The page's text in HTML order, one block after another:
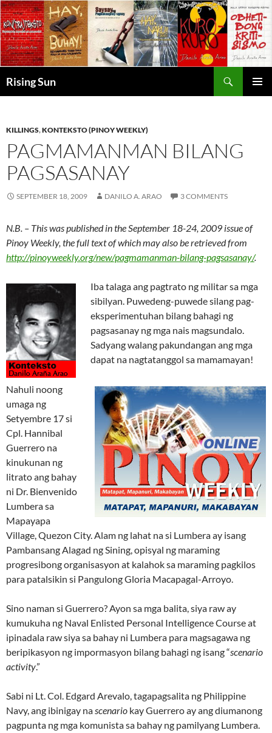
Skip
to
content
Rising Sun
KILLINGS,KONTEKSTO (PINOY WEEKLY)
PAGMAMANMAN BILANG
PAGSASANAY
SEPTEMBER 18, 2009 DANILO A. ARAO 3 COMMENTS
N.B. – This was published in the September 18-24, 2009 issue of
Pinoy Weekly, the full text of which may also be retrieved from
http://pinoyweekly.org/new/pagmamanman-bilang-pagsasanay/.
Iba talaga ang pagtrato ng militar sa mga
sibilyan. Puwedeng-puwede silang pag-
eksperimentuhan bilang bahagi ng
pagsasanay ng mga nais magsundalo.
Sadyang walang pakundangan ang mga
dapat na nagtatanggol sa mamamayan!
Nahuli noong
umaga ng
Setyembre 17 si
Cpl. Hannibal
Guerrero na
kinukunan ng
litrato ang bahay
ni Dr. Bienvenido
Lumbera sa
Mapayapa
Village, Quezon City. Alam ng lahat na si Lumbera ay isang
Pambansang Alagad ng Sining, opisyal ng maraming
progresibong organisasyon at kalahok sa maraming pagkilos
para patalsikin si Pangulong Gloria Macapagal-Arroyo.
Sino naman si Guerrero? Ayon sa mga balita, siya raw ay
kumukuha ng Naval Enlisted Personal Intelligence Course at
ipinadala raw siya sa bahay ni Lumbera para magsagawa ng
beripikasyon ng impormasyon bilang bahagi ng isang “scenario
activity.”
Sabi ni Lt. Col. Edgard Arevalo, tagapagsalita ng Philippine
Navy, ang ibinigay nascenario kay Guerrero ay ang diumanong
pagpunta ng mga komunista sa bahay ng pamilyang Lumbera.